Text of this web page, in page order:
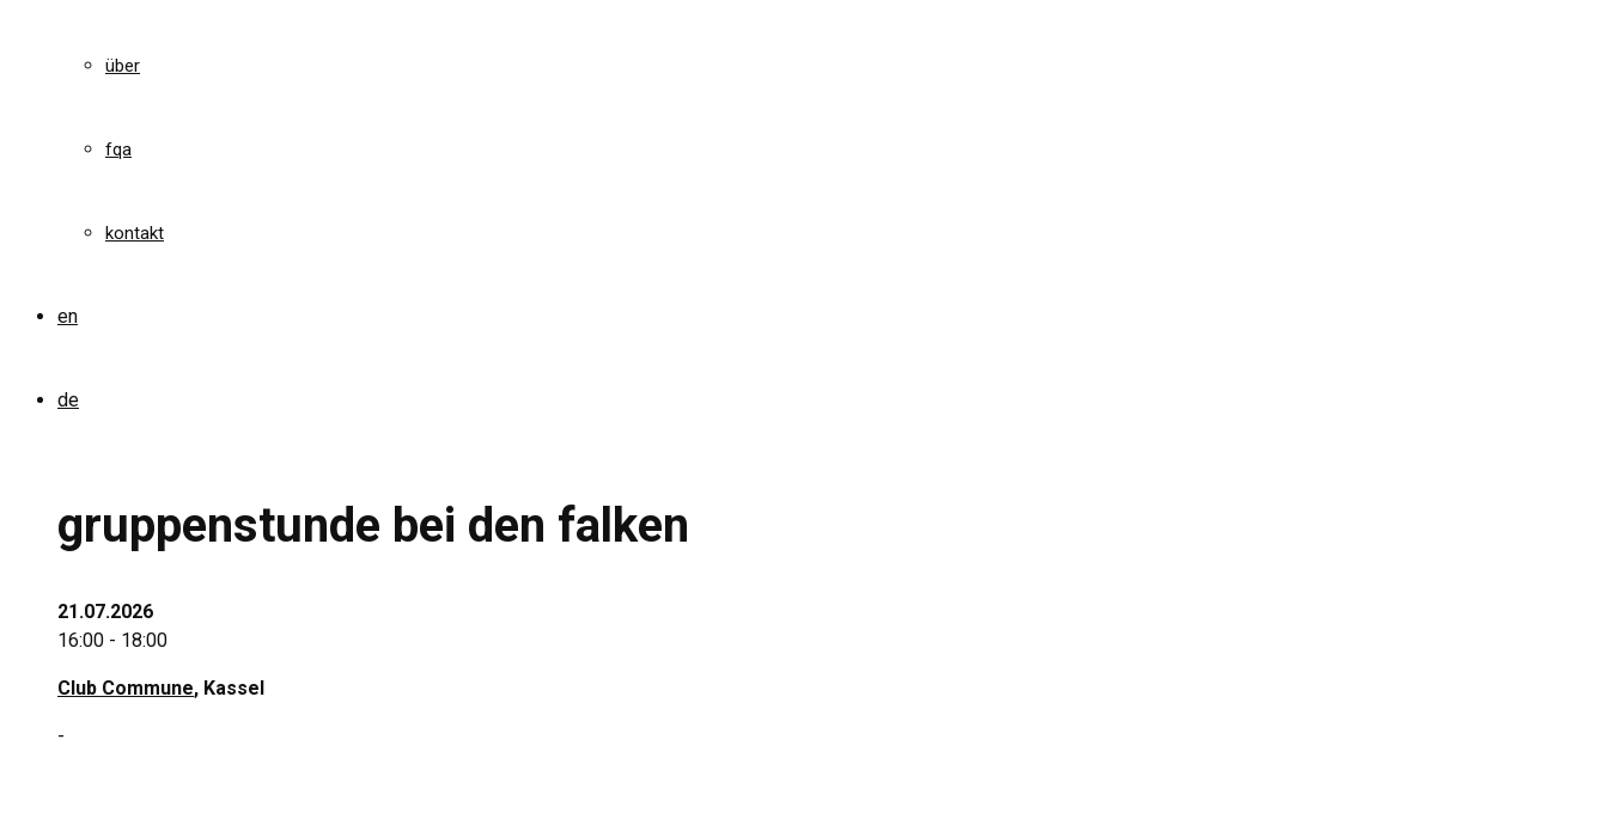
über
fqa
kontakt
en
de
gruppenstunde bei den falken
21.07.2026
16:00 - 18:00
Club Commune, Kassel
-